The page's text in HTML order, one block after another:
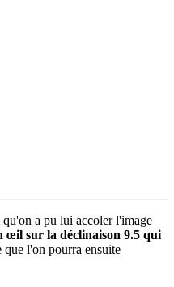
a pu lui accoler l'image
œil sur la déclinaison 9.5 qui
l'on pourra ensuite